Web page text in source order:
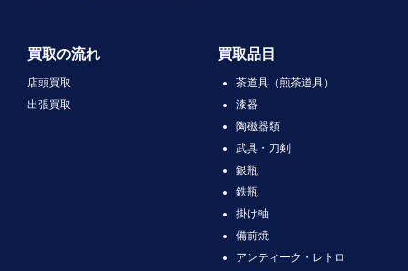
買取の流れ
店頭買取
出張買取
買取品目
茶道具（煎茶道具）
漆器
陶磁器類
武具・刀剣
銀瓶
鉄瓶
掛け軸
備前焼
アンティーク・レトロ